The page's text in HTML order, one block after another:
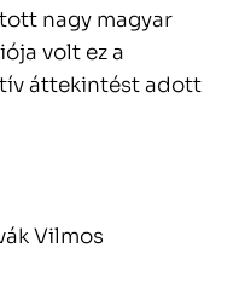
nagy magyar
volt ez a
áttekintést adott
Vilmos